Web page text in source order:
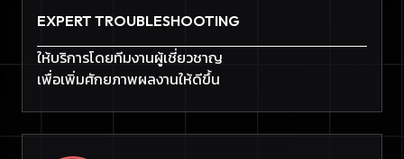
EXPERT TROUBLESHOOTING
ให้บริการโดยทีมงานผู้เชี่ยวชาญ
เพื่อเพิ่มศักยภาพผลงานให้ดีขึ้น